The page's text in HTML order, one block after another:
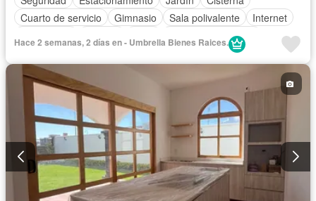
Cuarto de servicio
Gimnasio Sala polivalente
Internet
Cuarto de Limpieza
Hace 2 semanas, 2 días en - Umbrella Bienes Raices.